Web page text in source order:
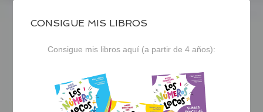
CONSIGUE MIS LIBROS
Consigue mis libros aquí (a partir de 4 años):